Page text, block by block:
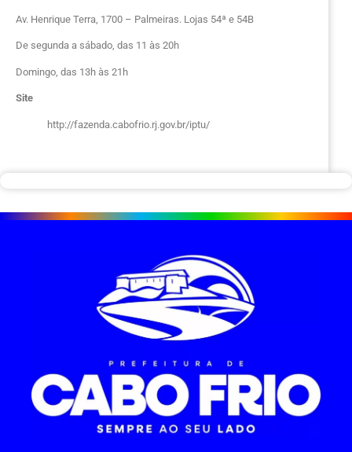
Av. Henrique Terra, 1700 – Palmeiras. Lojas 54ª e 54B
De segunda a sábado, das 11 às 20h
Domingo, das 13h às 21h
Site
http://fazenda.cabofrio.rj.gov.br/iptu/